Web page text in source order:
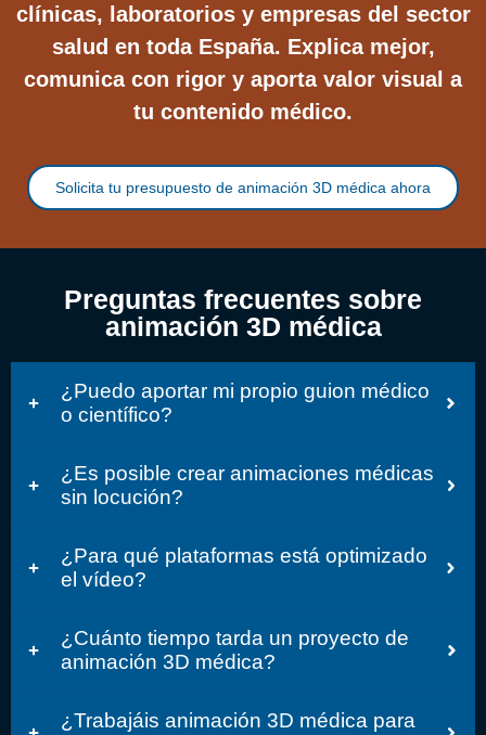
clínicas, laboratorios y empresas del sector
salud en toda España. Explica mejor,
comunica con rigor y aporta valor visual a
tu contenido médico.
Solicita tu presupuesto de animación 3D médica ahora
Preguntas frecuentes sobre
animación 3D médica
¿Puedo aportar mi propio guion médico
o científico?
¿Es posible crear animaciones médicas
sin locución?
¿Para qué plataformas está optimizado
el vídeo?
¿Cuánto tiempo tarda un proyecto de
animación 3D médica?
¿Trabajáis animación 3D médica para